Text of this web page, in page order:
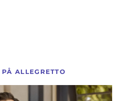
ALLEGRETTO